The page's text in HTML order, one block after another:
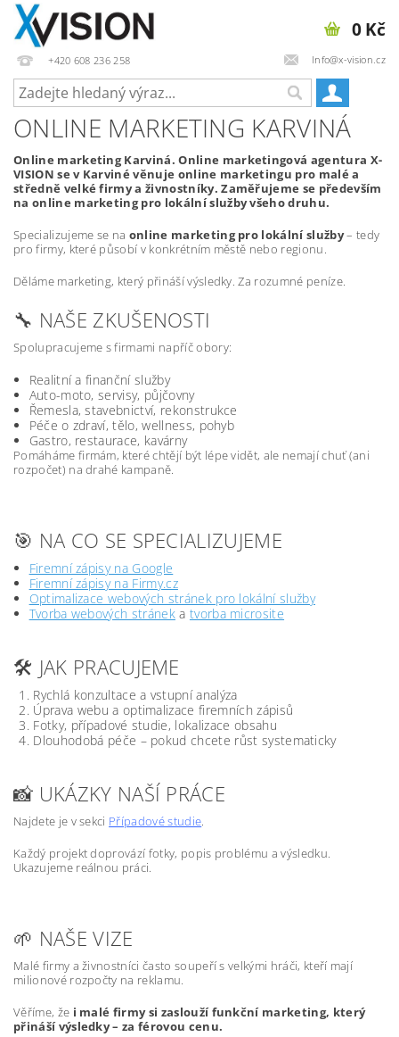
+420 608 236 258 Info@x-vision.cz
0 Kč
ONLINE MARKETING KARVINÁ
Online marketing Karviná. Online marketingová agentura X-
VISION se v Karviné věnuje online marketingu pro malé a
středně velké firmy a živnostníky. Zaměřujeme se především
na online marketing pro lokální služby všeho druhu.
Specializujeme se na online marketing pro lokální služby– tedy
pro firmy, které působí v konkrétním městě nebo regionu.
Děláme marketing, který přináší výsledky. Za rozumné peníze.
🔧 NAŠE ZKUŠENOSTI
Spolupracujeme s firmami napříč obory:
Realitní a finanční služby
Auto-moto, servisy, půjčovny
Řemesla, stavebnictví, rekonstrukce
Péče o zdraví, tělo, wellness, pohyb
Gastro, restaurace, kavárny
Pomáháme firmám, které chtějí být lépe vidět, ale nemají chuť (ani
rozpočet) na drahé kampaně.
🎯 NA CO SE SPECIALIZUJEME
Firemní zápisy na Google
Firemní zápisy na Firmy.cz
Optimalizace webových stránek pro lokální služby
Tvorba webových stráneka tvorba microsite
🛠️ JAK PRACUJEME
Rychlá konzultace a vstupní analýza
Úprava webu a optimalizace firemních zápisů
Fotky, případové studie, lokalizace obsahu
Dlouhodobá péče – pokud chcete růst systematicky
📸 UKÁZKY NAŠÍ PRÁCE
Najdete je v sekci Případové studie.
Každý projekt doprovází fotky, popis problému a výsledku.
Ukazujeme reálnou práci.
🌱 NAŠE VIZE
Malé firmy a živnostníci často soupeří s velkými hráči, kteří mají
milionové rozpočty na reklamu.
Věříme, že i malé firmy si zaslouží funkční marketing, který
přináší výsledky – za férovou cenu.